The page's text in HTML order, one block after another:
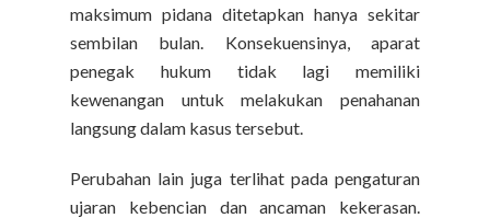
maksimum pidana ditetapkan hanya sekitar
sembilan bulan. Konsekuensinya, aparat
penegak hukum tidak lagi memiliki
kewenangan untuk melakukan penahanan
langsung dalam kasus tersebut.
Perubahan lain juga terlihat pada pengaturan
ujaran kebencian dan ancaman kekerasan.